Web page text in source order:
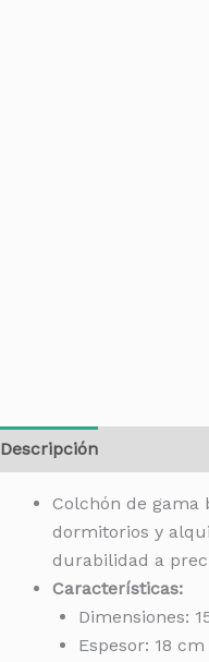
Descripción
Colchón de gama
dormitorios y
durabilidad a
Características:
Dimensiones:
Espesor: 18 cm